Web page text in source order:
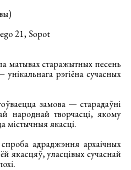
21, Sopot
матывах старажытных песень
рэгіёна сучасных
замова — старадаўні
народнай творчасці, якому
містычныя якасці.
адраджэння архаічных
якасцяў, уласцівых сучаснай